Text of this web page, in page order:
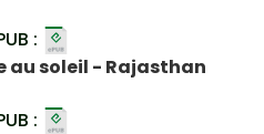
:
au soleil - Rajasthan
: